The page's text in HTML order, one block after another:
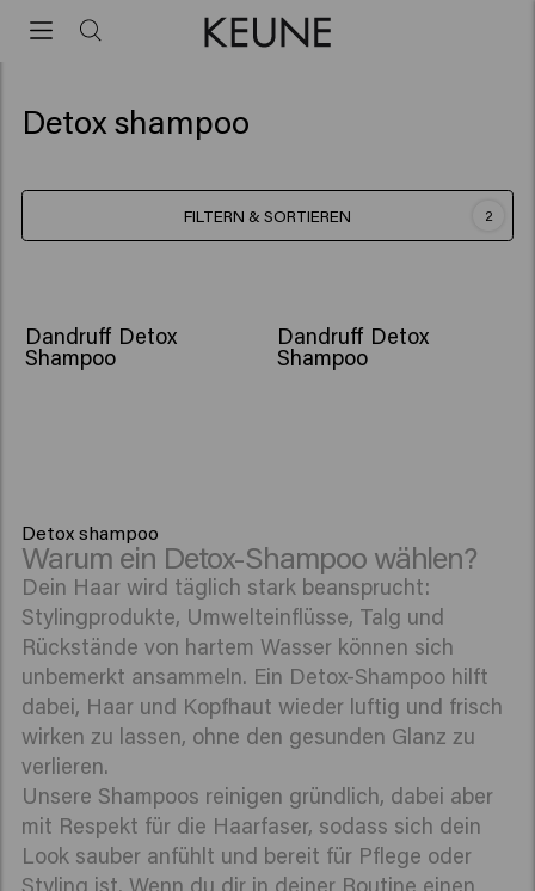
Detox shampoo
FILTERN & SORTIEREN 2
Dandruff Detox
Shampoo
Dandruff Detox
Shampoo
Detox shampoo
Warum ein Detox-Shampoo wählen?
Dein Haar wird täglich stark beansprucht:
Stylingprodukte, Umwelteinflüsse, Talg und
Rückstände von hartem Wasser können sich
unbemerkt ansammeln. Ein Detox-Shampoo hilft
dabei, Haar und Kopfhaut wieder luftig und frisch
wirken zu lassen, ohne den gesunden Glanz zu
verlieren.
Unsere Shampoos reinigen gründlich, dabei aber
mit Respekt für die Haarfaser, sodass sich dein
Look sauber anfühlt und bereit für Pflege oder
Styling ist. Wenn du dir in deiner Routine einen